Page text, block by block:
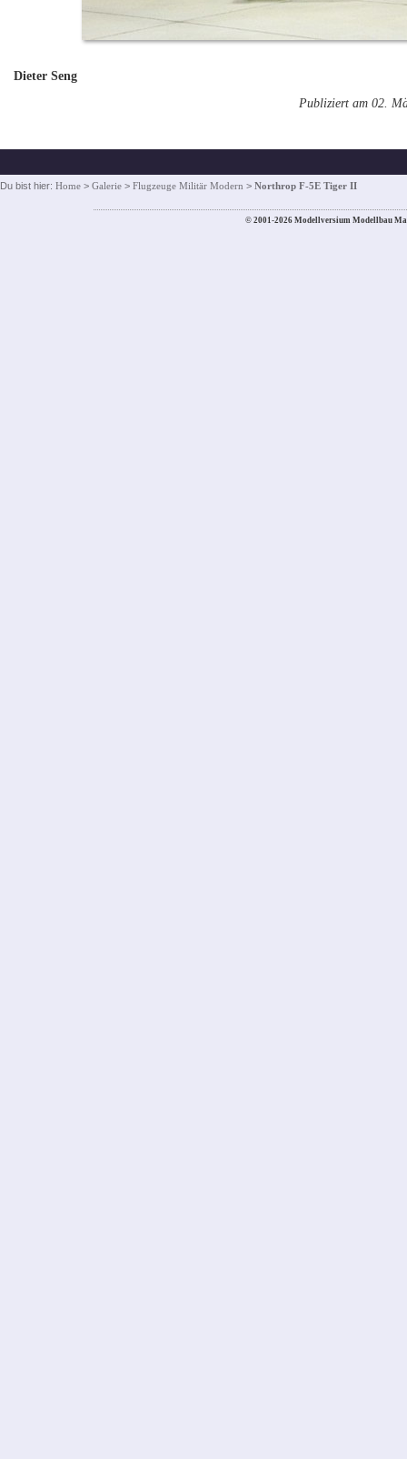
Dieter Seng
Publiziert am 02.
Du bist hier: Home > Galerie > Flugzeuge Militär Modern > Northrop F-5E Tiger II
© 2001-2026 Modellversium Modellbau